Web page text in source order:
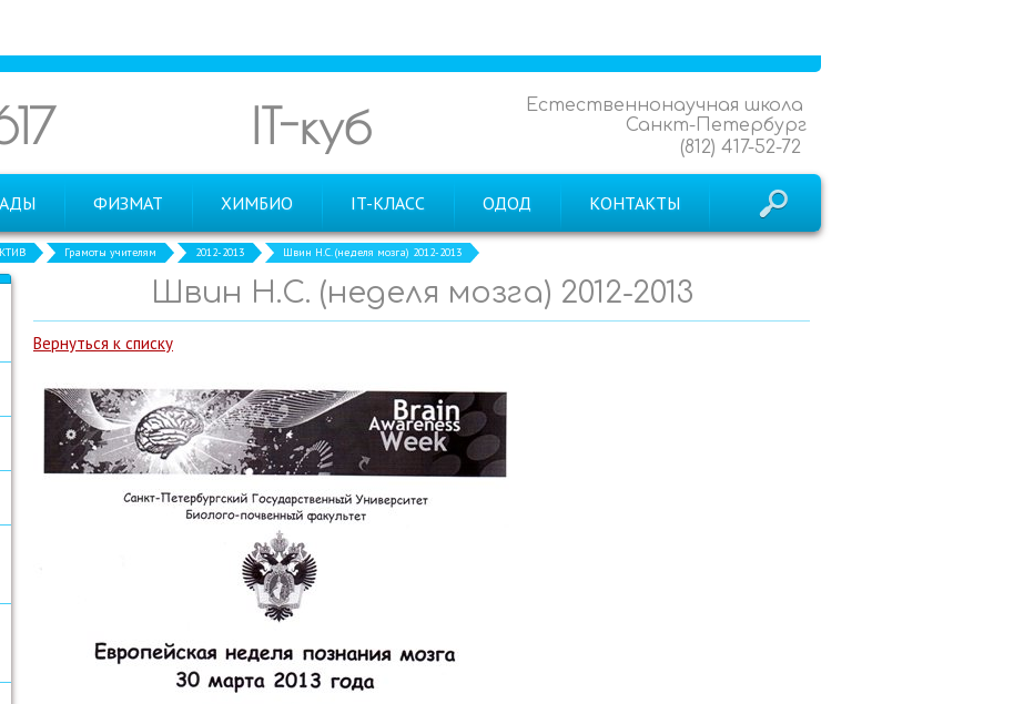
Естественнонаучная школа
Санкт-Петербург
(812) 417-52-72
IT-куб
ФИЗМАТ ХИМБИО IT-КЛАСС ОДОД КОНТАКТЫ
Грамоты учителям 2012-2013 Швин Н.С. (неделя мозга) 2012-2013
Швин Н.С. (неделя мозга) 2012-2013
Вернуться к списку